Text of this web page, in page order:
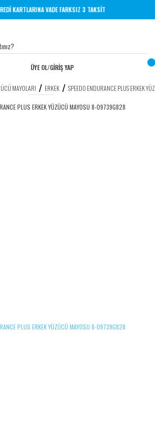
- KREDİ KARTLARINA VADE FARKSIZ 3 TAKSİT
ÜYE OL/GİRİŞ YAP
MAYOLARI ERKEK SPEEDO ENDURANCE PLUS ERKEK